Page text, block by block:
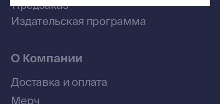
Договор оферты
Telegram-канал